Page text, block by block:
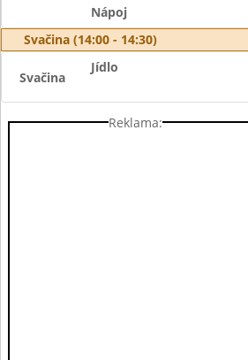
Nápoj
Svačina (14:00 - 14:30)
Svačina
Jídlo
Reklama: